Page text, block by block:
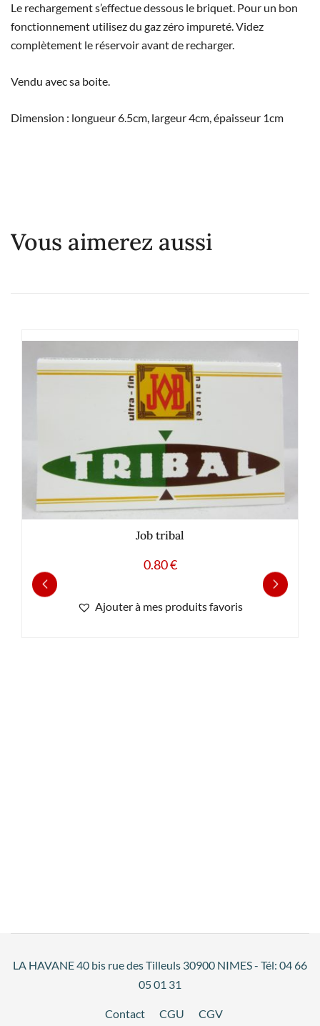
Le rechargement s’effectue dessous le briquet. Pour un bon
fonctionnement utilisez du gaz zéro impureté. Videz
complètement le réservoir avant de recharger.
Vendu avec sa boite.
Dimension : longueur 6.5cm, largeur 4cm, épaisseur 1cm
Vous aimerez aussi
Job tribal
0.80€
Ajouter à mes produits favoris
LA HAVANE 40 bis rue des Tilleuls 30900 NIMES - Tél: 04 66
05 01 31
Contact CGU CGV